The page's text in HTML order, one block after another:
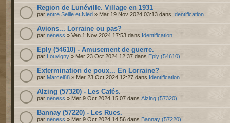
Region de Lunéville. Village en 1931
par entre Seille et Nied » Mar 19 Nov 2024 03:13 dans Identification
Avions... Lorraine ou pas?
par neness » Ven 1 Nov 2024 17:53 dans Identification
Eply (54610) - Amusement de guerre.
par Louvigny » Mer 23 Oct 2024 12:37 dans Eply (54610)
Extermination de poux... En Lorraine?
par Marcel88 » Mer 23 Oct 2024 12:27 dans Identification
Alzing (57320) - Les Cafés.
par neness » Mer 9 Oct 2024 15:07 dans Alzing (57320)
Bannay (57220) - Les Rues.
par neness » Mer 9 Oct 2024 14:56 dans Bannay (57220)